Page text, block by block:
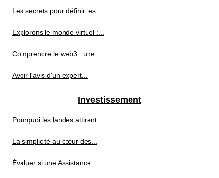
Les secrets pour définir les...
Explorons le monde virtuel :...
Comprendre le web3 : une...
Avoir l'avis d'un expert...
Investissement
Pourquoi les landes attirent...
La simplicité au cœur des...
Évaluer si une Assistance...